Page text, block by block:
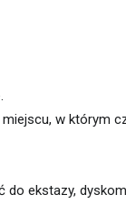
w którym
do ekstazy,